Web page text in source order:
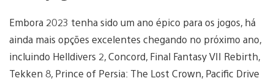
Embora 2023 tenha sido um ano épico para os jogos, há
ainda mais opções excelentes chegando no próximo ano,
incluindo Helldivers 2, Concord, Final Fantasy VII Rebirth,
Tekken 8, Prince of Persia: The Lost Crown, Pacific Drive